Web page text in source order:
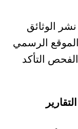
نشر الوثائق
الموقع الرسمي
التأكد